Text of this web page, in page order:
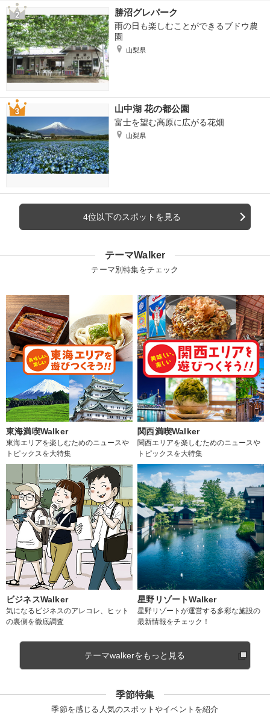
勝沼グレパーク
雨の日も楽しむことができるブドウ農
園
山梨県
山中湖 花の都公園
富士を望む高原に広がる花畑
山梨県
4位以下のスポットを見る
テーマWalker
テーマ別特集をチェック
東海満喫Walker
東海エリアを楽しむためのニュースや
トピックスを大特集
関西満喫Walker
関西エリアを楽しむためのニュースや
トピックスを大特集
ビジネスWalker
気になるビジネスのアレコレ、ヒット
の裏側を徹底調査
星野リゾートWalker
星野リゾートが運営する多彩な施設の
最新情報をチェック！
テーマwalkerをもっと見る
季節特集
季節を感じる人気のスポットやイベントを紹介